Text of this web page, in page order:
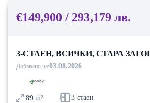
€149,900 / 293,179 лв.
3-СТАЕН, ВСИЧКИ, СТАРА
Добавено на:03.08.2026
89 m² 3-стаен